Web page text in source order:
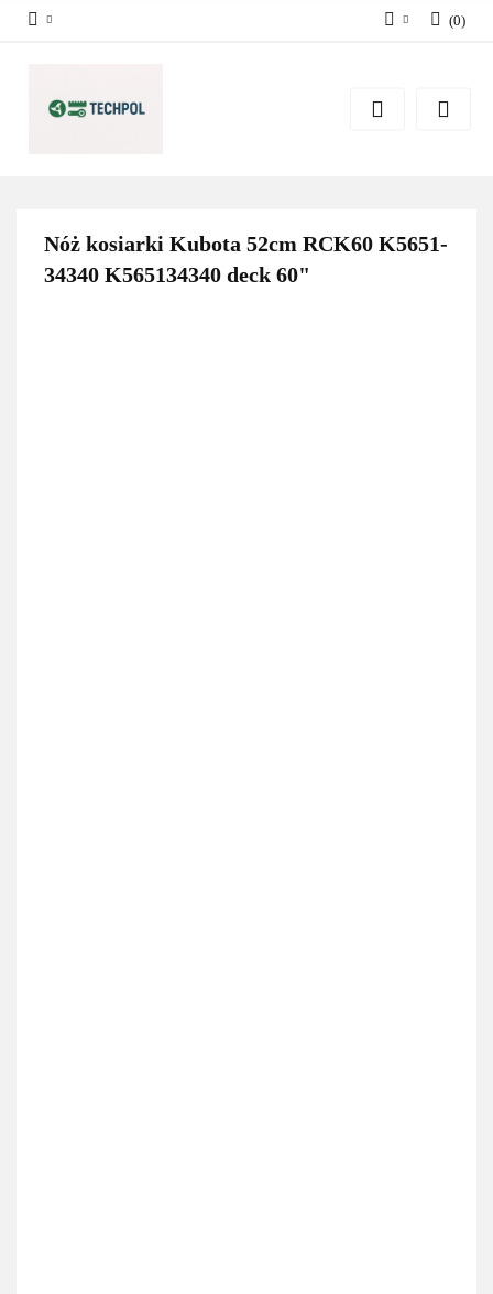
Zarejestruj się
(0)
Nóż kosiarki Kubota 52cm RCK60 K5651-
34340 K565134340 deck 60"